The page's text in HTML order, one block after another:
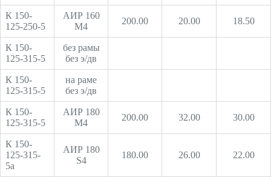
К 150-
125-250-5
АИР 160
М4
200.00 20.00 18.50
К 150-
125-315-5
без рамы
без э/дв
К 150-
125-315-5
на раме
без э/дв
К 150-
125-315-5
АИР 180
М4
200.00 32.00 30.00
К 150-
125-315-
5а
АИР 180
S4
180.00 26.00 22.00